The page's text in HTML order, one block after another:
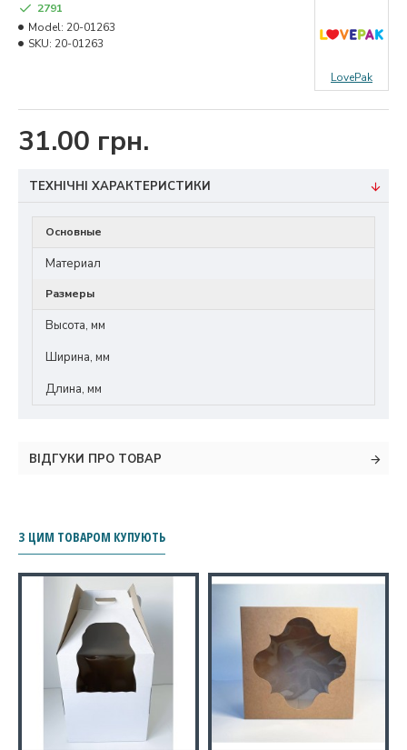
31.00 грн.
2791
Model: 20-01263
SKU: 20-01263
LovePak
ТЕХНІЧНІ ХАРАКТЕРИСТИКИ
Основные
Материал
Размеры
Высота, мм
Ширина, мм
Длина, мм
ВІДГУКИ ПРО ТОВАР
З ЦИМ ТОВАРОМ КУПУЮТЬ